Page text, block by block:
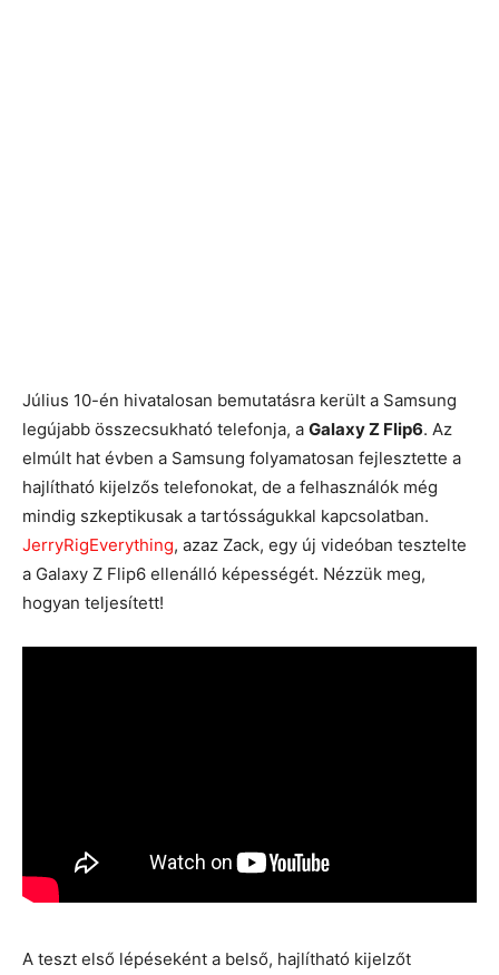
Július 10-én hivatalosan bemutatásra került a Samsung
legújabb összecsukható telefonja, a Galaxy Z Flip6. Az
elmúlt hat évben a Samsung folyamatosan fejlesztette a
hajlítható kijelzős telefonokat, de a felhasználók még
mindig szkeptikusak a tartósságukkal kapcsolatban.
JerryRigEverything, azaz Zack, egy új videóban tesztelte
a Galaxy Z Flip6 ellenálló képességét. Nézzük meg,
hogyan teljesített!
A teszt első lépéseként a belső, hajlítható kijelzőt